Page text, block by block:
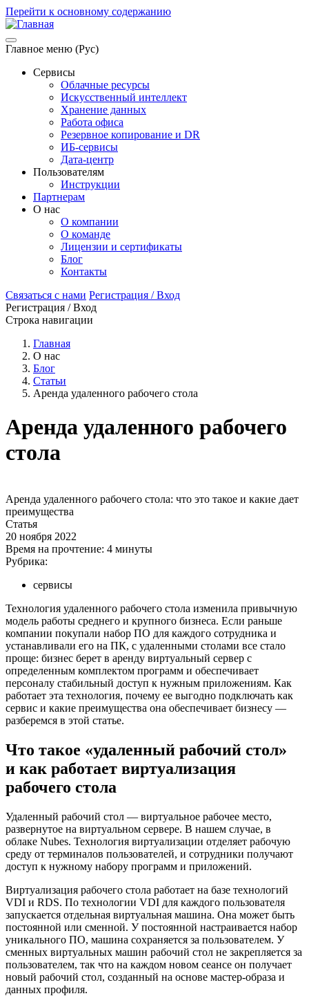
Перейти к основному содержанию
Главное меню (Рус)
Сервисы
Облачные ресурсы
Искусственный интеллект
Хранение данных
Работа офиса
Резервное копирование и DR
ИБ-сервисы
Дата-центр
Пользователям
Инструкции
Партнерам
О нас
О компании
О команде
Лицензии и сертификаты
Блог
Контакты
Связаться с нами Регистрация / Вход
Регистрация / Вход
Строка навигации
Главная
О нас
Блог
Статьи
Аренда удаленного рабочего стола
Аренда удаленного рабочего
стола
Аренда удаленного рабочего стола: что это такое и какие дает
преимущества
Статья
20 ноября 2022
Время на прочтение: 4 минуты
Рубрика:
сервисы
Технология удаленного рабочего стола изменила привычную
модель работы среднего и крупного бизнеса. Если раньше
компании покупали набор ПО для каждого сотрудника и
устанавливали его на ПК, с удаленными столами все стало
проще: бизнес берет в аренду виртуальный сервер с
определенным комплектом программ и обеспечивает
персоналу стабильный доступ к нужным приложениям. Как
работает эта технология, почему ее выгодно подключать как
сервис и какие преимущества она обеспечивает бизнесу —
разберемся в этой статье.
Что такое «удаленный рабочий стол»
и как работает виртуализация
рабочего стола
Удаленный рабочий стол — виртуальное рабочее место,
развернутое на виртуальном сервере. В нашем случае, в
облаке Nubes. Технология виртуализации отделяет рабочую
среду от терминалов пользователей, и сотрудники получают
доступ к нужному набору программ и приложений.
Виртуализация рабочего стола работает на базе технологий
VDI и RDS. По технологии VDI для каждого пользователя
запускается отдельная виртуальная машина. Она может быть
постоянной или сменной. У постоянной настраивается набор
уникального ПО, машина сохраняется за пользователем. У
сменных виртуальных машин рабочий стол не закрепляется за
пользователем, так что на каждом новом сеансе он получает
новый рабочий стол, созданный на основе мастер-образа и
данных профиля.